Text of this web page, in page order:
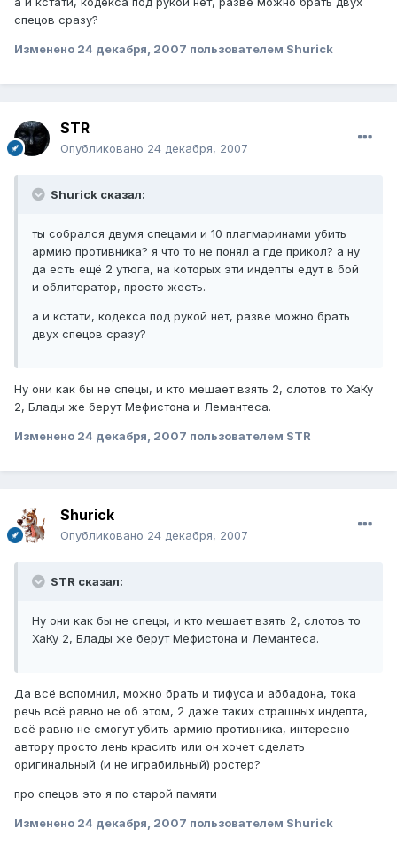
спецов сразу?
Изменено 24 декабря, 2007 пользователем Shurick
STR
Опубликовано 24 декабря, 2007
Shurick сказал:
ты собрался двумя спецами и 10 плагмаринами убить
армию противника? я что то не понял а где прикол? а ну
да есть ещё 2 утюга, на которых эти индепты едут в бой
и облитератор, просто жесть.
а и кстати, кодекса под рукой нет, разве можно брать
двух спецов сразу?
Ну они как бы не спецы, и кто мешает взять 2, слотов то ХаКу
2, Блады же берут Мефистона и Лемантеса.
Изменено 24 декабря, 2007 пользователем STR
Shurick
Опубликовано 24 декабря, 2007
STR сказал:
Ну они как бы не спецы, и кто мешает взять 2, слотов то
ХаКу 2, Блады же берут Мефистона и Лемантеса.
Да всё вспомнил, можно брать и тифуса и аббадона, тока
речь всё равно не об этом, 2 даже таких страшных индепта,
всё равно не смогут убить армию противника, интересно
автору просто лень красить или он хочет сделать
оригинальный (и не играбильный) ростер?
про спецов это я по старой памяти
Изменено 24 декабря, 2007 пользователем Shurick